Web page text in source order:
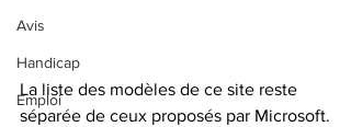
Avis
Handicap
Emploi
La liste des modèles de ce site reste
séparée de ceux proposés par Microsoft.